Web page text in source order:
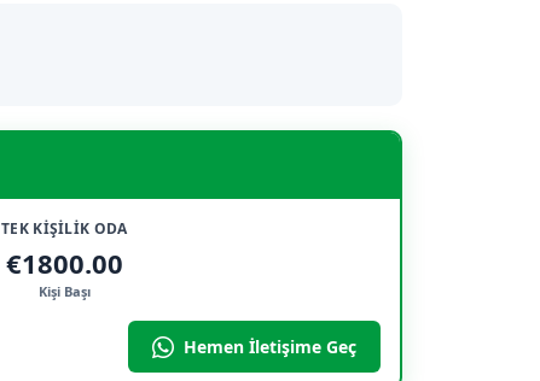
TEK KİŞİLİK ODA
€1800.00
Kişi Başı
Hemen İletişime Geç